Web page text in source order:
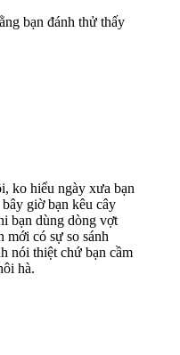
bạn đánh thử thấy
ko hiểu ngày xưa bạn
giờ bạn kêu cây
bạn dùng dòng vợt
mới có sự so sánh
nói thiệt chứ bạn cầm
hà.